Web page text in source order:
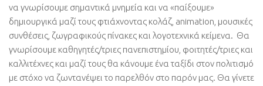
να γνωρίσουμε σημαντικά μνημεία και να «παίξουμε»
δημιουργικά μαζί τους φτιάχνοντας κολάζ, animation, μουσικές
συνθέσεις, ζωγραφικούς πίνακες και λογοτεχνικά κείμενα. Θα
γνωρίσουμε καθηγητές/τριες πανεπιστημίου, φοιτητές/τριες και
καλλιτέχνες και μαζί τους θα κάνουμε ένα ταξίδι στον πολιτισμό
με στόχο να ζωντανέψει το παρελθόν στο παρόν μας. Θα γίνετε